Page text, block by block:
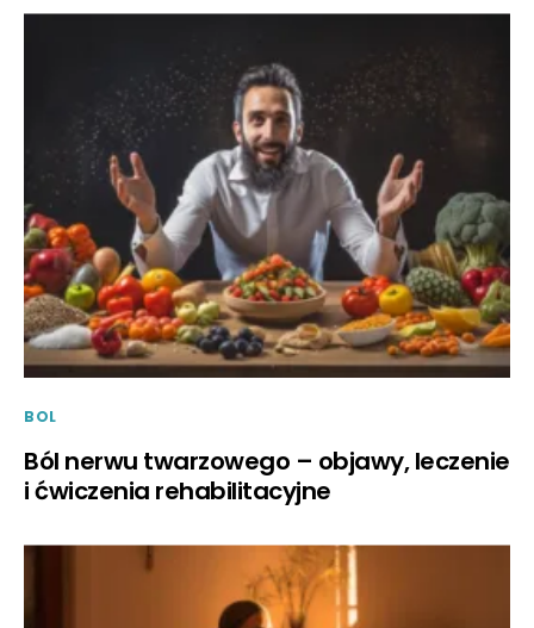
BOL
Ból nerwu twarzowego – objawy, leczenie
i ćwiczenia rehabilitacyjne